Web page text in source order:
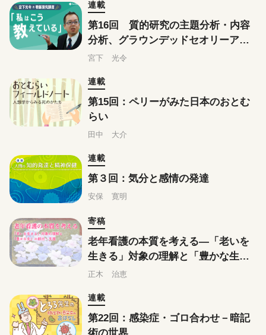
連載
第16回 質的研究の主題分析・内容
分析、グラウンデッドセオリーアプ
ローチはこう教えている
宮下 光令
連載
第15回：ペリーがみた日本のおとむ
らい
田中 大介
連載
第３回：気分と感情の発達
安保 寛明
寄稿
老年看護の本質を考える―「老いを
生きる」対象の理解と「豊かな生」
の創出・支援
正木 治恵
連載
第22回：感染症・ゴロ合わせ－暗記